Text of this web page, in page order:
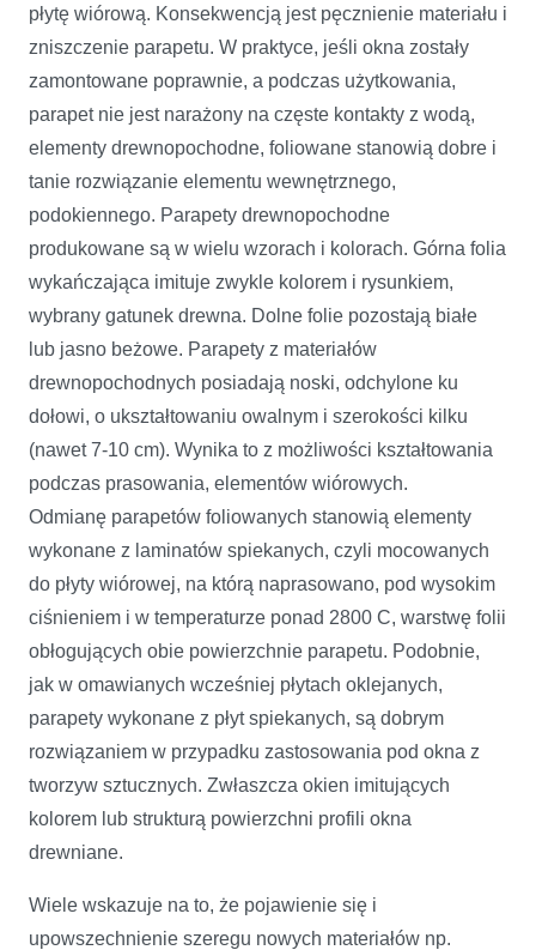
płytę wiórową. Konsekwencją jest pęcznienie materiału i
zniszczenie parapetu. W praktyce, jeśli okna zostały
zamontowane poprawnie, a podczas użytkowania,
parapet nie jest narażony na częste kontakty z wodą,
elementy drewnopochodne, foliowane stanowią dobre i
tanie rozwiązanie elementu wewnętrznego,
podokiennego. Parapety drewnopochodne
produkowane są w wielu wzorach i kolorach. Górna folia
wykańczająca imituje zwykle kolorem i rysunkiem,
wybrany gatunek drewna. Dolne folie pozostają białe
lub jasno beżowe. Parapety z materiałów
drewnopochodnych posiadają noski, odchylone ku
dołowi, o ukształtowaniu owalnym i szerokości kilku
(nawet 7-10 cm). Wynika to z możliwości kształtowania
podczas prasowania, elementów wiórowych.
Odmianę parapetów foliowanych stanowią elementy
wykonane z laminatów spiekanych, czyli mocowanych
do płyty wiórowej, na którą naprasowano, pod wysokim
ciśnieniem i w temperaturze ponad 2800 C, warstwę folii
obłogujących obie powierzchnie parapetu. Podobnie,
jak w omawianych wcześniej płytach oklejanych,
parapety wykonane z płyt spiekanych, są dobrym
rozwiązaniem w przypadku zastosowania pod okna z
tworzyw sztucznych. Zwłaszcza okien imitujących
kolorem lub strukturą powierzchni profili okna
drewniane.
Wiele wskazuje na to, że pojawienie się i
upowszechnienie szeregu nowych materiałów np.